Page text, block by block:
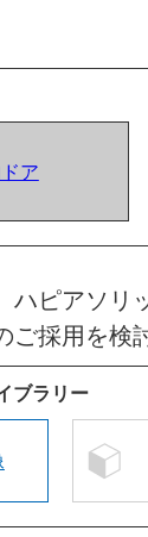
ア
ハピアソ
ご採用を検
ブラリー